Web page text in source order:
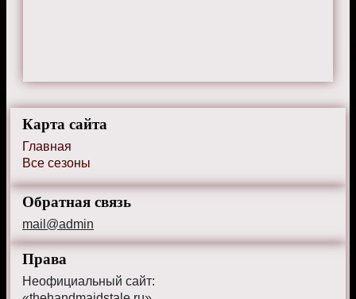
Карта сайта
Главная
Все сезоны
Обратная связь
mail@admin
Права
Неофициальный сайт: